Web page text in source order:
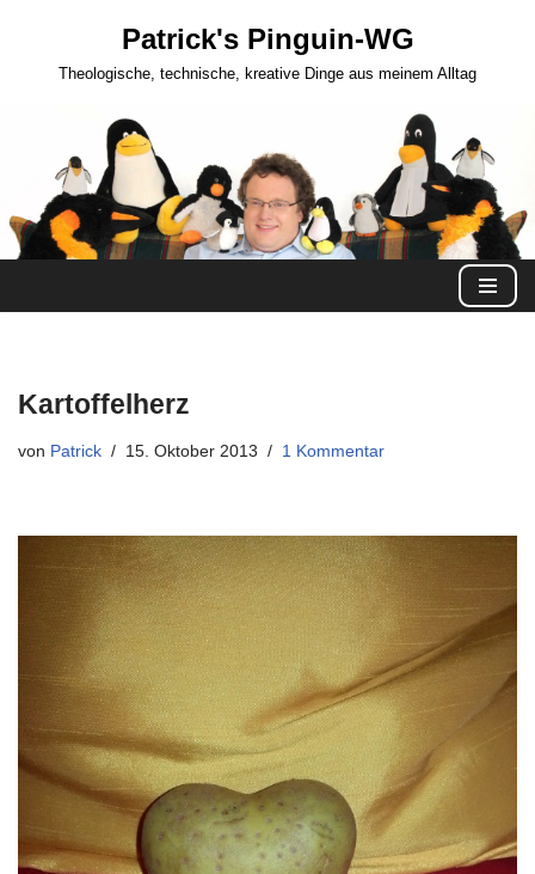
Patrick's Pinguin-WG
Theologische, technische, kreative Dinge aus meinem Alltag
Kartoffelherz
von Patrick 15. Oktober 2013 1 Kommentar